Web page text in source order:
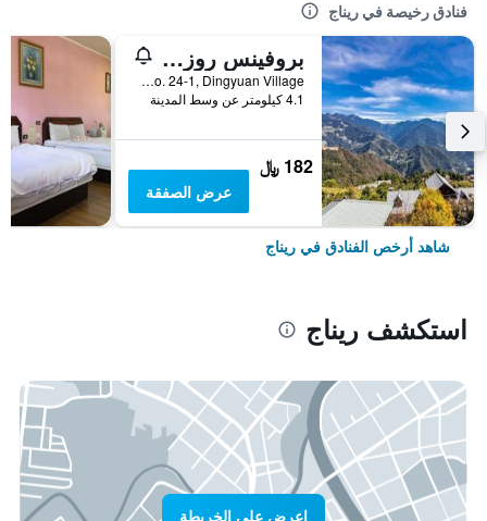
فنادق رخيصة في ريناج
بروفينس روز لودج إن تشينغ جينغ
No. 24-1, Dingyuan Village, ريناج, تايوان
4.1 كيلومتر عن وسط المدينة
182 ﷼
عرض الصفقة
شاهد أرخص الفنادق في ريناج
استكشف ريناج
اعرض على الخريطة